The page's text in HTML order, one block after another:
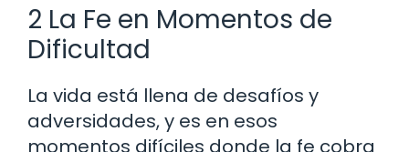
2 La Fe en Momentos de
Dificultad
La vida está llena de desafíos y
adversidades, y es en esos
momentos difíciles donde la fe cobra